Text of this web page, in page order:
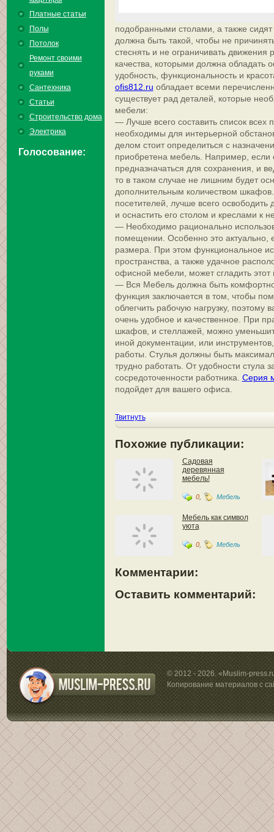
Платные статьи
Полы
Потолок
Ремонт своими
руками
Сантехника
Статьи
Строительство дома
Электрика
Голосование:
подобранными столами, а также сидят
должна быть такой, чтобы не
стеснять и не ограничивать
качества, которыми должна
удобность, функциональность и
ofis812.ru обладает всеми
существует рад деталей, которые
мебели:
— Лучше всего составить список всех
необходимы для интерьерной
делом стоит определиться с
приобретена мебель. Например,
предназначаться для сохранения, и
то в таком случае не лишним будет
дополнительным количеством
посетителей, лучше всего освободить
и оснастить его столом и креслами к
— Необходимо рационально
помещении. Особенно это актуально,
размера. При этом функциональное
пространства, а также удачное
офисной мебели, может сгладить этот
— Вся Мебель должна быть
функция заключается в том, чтобы
облегчить рабочую нагрузку, поэтому
очень удобное и качественное. При
шкафов, и стеллажей, можно
иной документации, или
работы. Стулья должны быть
трудно работать. От удобности стула
сосредоточенности работника. Серия
подойдет для вашего офиса.
Твитнуть
Похожие публикации:
Садовая
деревянная
мебель!
0, Мебель
Мебель как символ
уюта
0, Мебель
Комментарии:
Оставить комментарий:
© 2012 - 2026. «Muslim-
Копирование материалов с